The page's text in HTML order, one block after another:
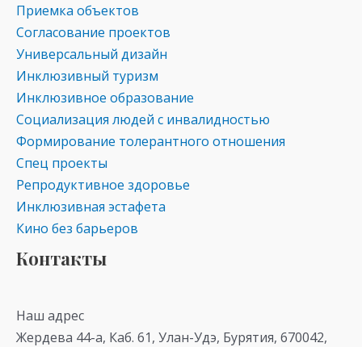
Приемка объектов
Согласование проектов
Универсальный дизайн
Инклюзивный туризм
Инклюзивное образование
Социализация людей с инвалидностью
Формирование толерантного отношения
Спец проекты
Репродуктивное здоровье
Инклюзивная эстафета
Кино без барьеров
Контакты
Наш адрес
Жердева 44-а, Каб. 61, Улан-Удэ, Бурятия, 670042,